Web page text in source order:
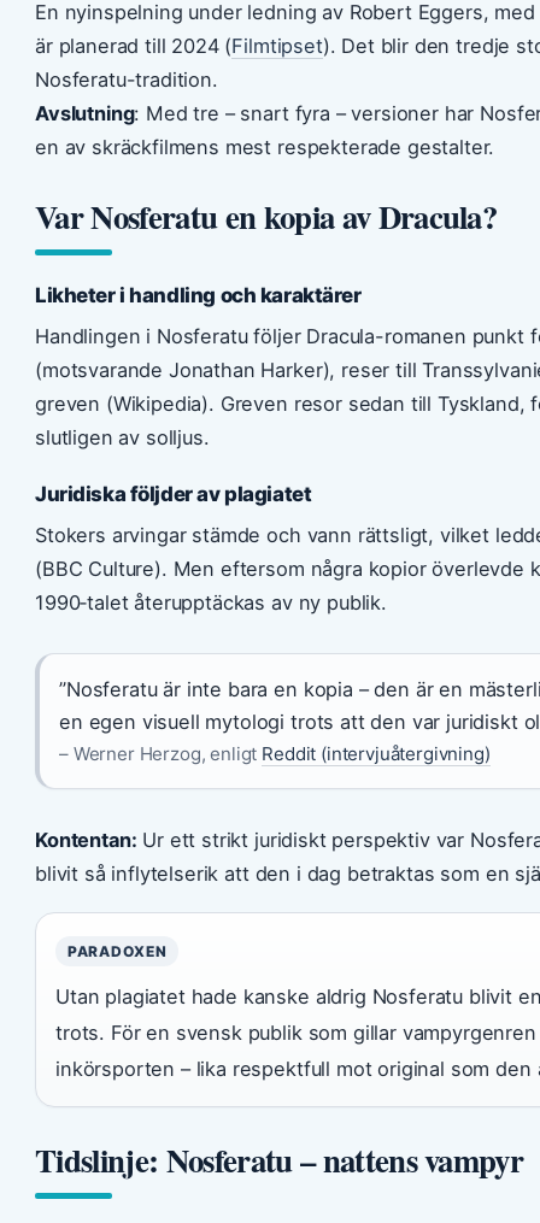
En nyinspelning under ledning av Robert Eggers,
är planerad till 2024 (Filmtipset). Det blir den tredje
Nosferatu-tradition.
Avslutning: Med tre – snart fyra – versioner har
en av skräckfilmens mest respekterade gestalter.
Var Nosferatu en kopia av Dracula?
Likheter i handling och karaktärer
Handlingen i Nosferatu följer Dracula-romanen
(motsvarande Jonathan Harker), reser till
greven (Wikipedia). Greven resor sedan till Tyskland,
slutligen av solljus.
Juridiska följder av plagiatet
Stokers arvingar stämde och vann rättsligt, vilket
(BBC Culture). Men eftersom några kopior överlevde
1990‑talet återupptäckas av ny publik.
”Nosferatu är inte bara en kopia – den är en
en egen visuell mytologi trots att den var juridiskt
– Werner Herzog, enligt Reddit (intervjuåtergivning)
Kontentan: Ur ett strikt juridiskt perspektiv var
blivit så inflytelserik att den i dag betraktas som en
PARADOXEN
Utan plagiatet hade kanske aldrig Nosferatu blivit
trots. För en svensk publik som gillar
inkörsporten – lika respektfull mot original som den
Tidslinje: Nosferatu – nattens vampyr